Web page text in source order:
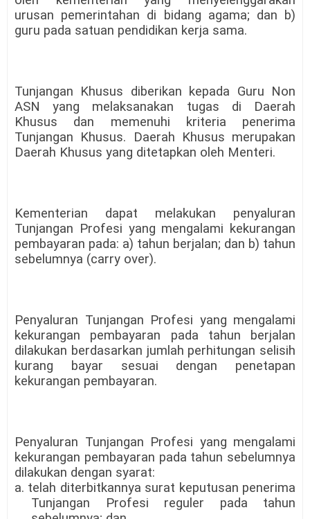
urusan pemerintahan di bidang agama; dan b)
guru pada satuan pendidikan kerja sama.
Tunjangan Khusus diberikan kepada Guru Non
ASN yang melaksanakan tugas di Daerah
Khusus dan memenuhi kriteria penerima
Tunjangan Khusus. Daerah Khusus merupakan
Daerah Khusus yang ditetapkan oleh Menteri.
Kementerian dapat melakukan penyaluran
Tunjangan Profesi yang mengalami kekurangan
pembayaran pada: a) tahun berjalan; dan b) tahun
sebelumnya (carry over).
Penyaluran Tunjangan Profesi yang mengalami
kekurangan pembayaran pada tahun berjalan
dilakukan berdasarkan jumlah perhitungan selisih
kurang bayar sesuai dengan penetapan
kekurangan pembayaran.
Penyaluran Tunjangan Profesi yang mengalami
kekurangan pembayaran pada tahun sebelumnya
dilakukan dengan syarat:
a. telah diterbitkannya surat keputusan penerima
Tunjangan Profesi reguler pada tahun